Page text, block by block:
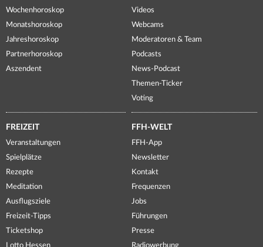
Wochenhoroskop
Monatshoroskop
Jahreshoroskop
Partnerhoroskop
Aszendent
Videos
Webcams
Moderatoren & Team
Podcasts
News-Podcast
Themen-Ticker
Voting
FREIZEIT
Veranstaltungen
Spielplätze
Rezepte
Meditation
Ausflugsziele
Freizeit-Tipps
Ticketshop
Lotto Hessen
FFH-WELT
FFH-App
Newsletter
Kontakt
Frequenzen
Jobs
Führungen
Presse
Radiowerbung